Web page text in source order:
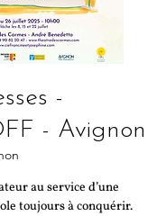
-
- Avignon
au service d’une
toujours à conquérir.